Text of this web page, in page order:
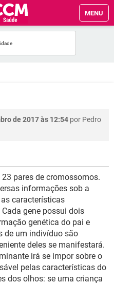
MENU
de 2017 às 12:54 por Pedro
pares de cromossomos.
informações sob a
características
gene possui dois
genética do pai e
de um indivíduo são
deles se manifestará.
irá se impor sobre o
pelas características do
dos olhos: se uma criança